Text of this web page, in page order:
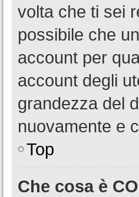
volta che ti sei
possibile che
account per
account degli
grandezza del
nuovamente e
Top
Che cosa è